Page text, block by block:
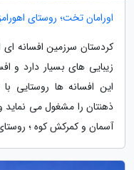
اورامان تخت؛ روستای
کردستان سرزمین افسانه ای
زیبایی های بسیار دارد و
این افسانه ها روستایی
ذهنتان را مشغول می نماید
آسمان و کمرکش کوه ؛